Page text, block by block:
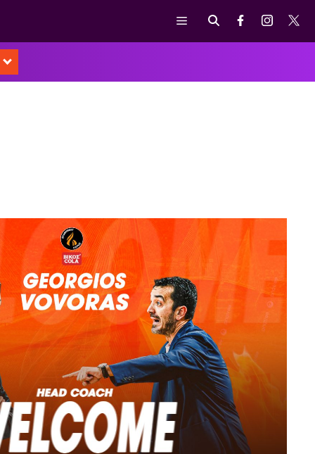
Μενού